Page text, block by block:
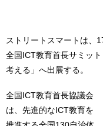
ストリートスマートは、
全国ICT教育首長サミッ
考える」へ出展する。
全国ICT教育首長協議会
は、先進的なICT教育を